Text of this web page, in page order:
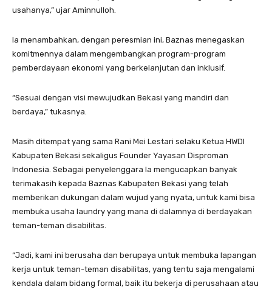
usahanya,” ujar Aminnulloh.
Ia menambahkan, dengan peresmian ini, Baznas menegaskan
komitmennya dalam mengembangkan program-program
pemberdayaan ekonomi yang berkelanjutan dan inklusif.
“Sesuai dengan visi mewujudkan Bekasi yang mandiri dan
berdaya,” tukasnya.
Masih ditempat yang sama Rani Mei Lestari selaku Ketua HWDI
Kabupaten Bekasi sekaligus Founder Yayasan Disproman
Indonesia. Sebagai penyelenggara Ia mengucapkan banyak
terimakasih kepada Baznas Kabupaten Bekasi yang telah
memberikan dukungan dalam wujud yang nyata, untuk kami bisa
membuka usaha laundry yang mana di dalamnya di berdayakan
teman-teman disabilitas.
“Jadi, kami ini berusaha dan berupaya untuk membuka lapangan
kerja untuk teman-teman disabilitas, yang tentu saja mengalami
kendala dalam bidang formal, baik itu bekerja di perusahaan atau